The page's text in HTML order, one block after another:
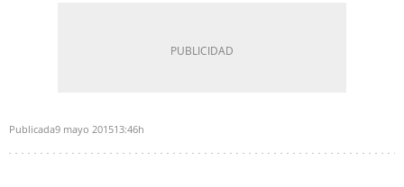
Publicada9 mayo 201513:46h